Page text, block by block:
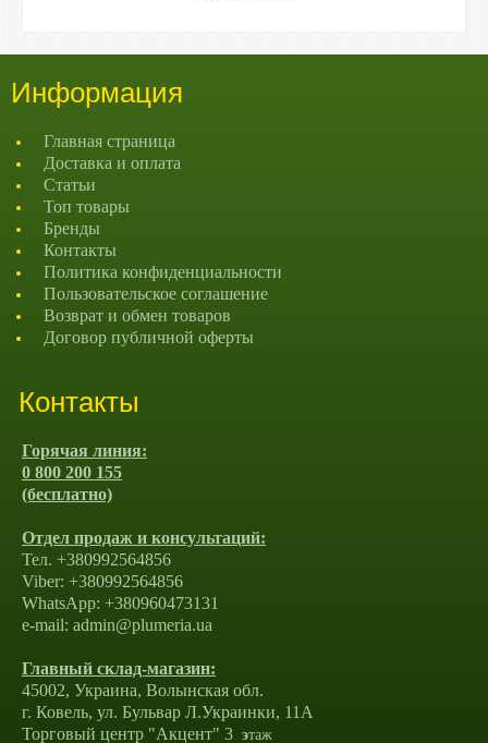
Информация
Главная страница
Доставка и оплата
Статьи
Топ товары
Бренды
Контакты
Политика конфиденциальности
Пользовательское соглашение
Возврат и обмен товаров
Договор публичной оферты
Контакты
Горячая линия:
0 800 200 155
(бесплатно)
Отдел продаж и консультаций:
Тел. +380992564856
Viber: +380992564856
WhatsApp: +380960473131
e-mail: admin@plumeria.ua
Главный склад-магазин:
45002, Украина, Волынская обл.
г. Ковель, ул. Бульвар Л.Украинки, 11А
Торговый центр "Акцент" 3 этаж